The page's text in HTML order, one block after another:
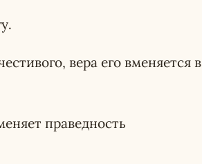
вера его вменяется в
праведность